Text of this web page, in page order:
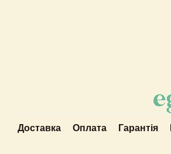
Доставка Оплата Гарантія